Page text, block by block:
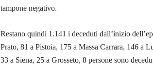
tampone negativo.
Restano quindi 1.141 i deceduti dall’inizio
Prato, 81 a Pistoia, 175 a Massa Carrara, 146 a
33 a Siena, 25 a Grosseto, 8 persone sono